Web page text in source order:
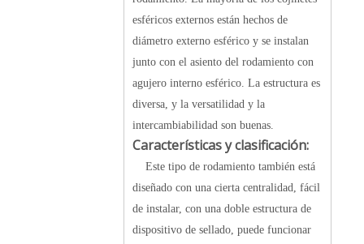
esféricos externos están hechos de
diámetro externo esférico y se instalan
junto con el asiento del rodamiento con
agujero interno esférico. La estructura es
diversa, y la versatilidad y la
intercambiabilidad son buenas.
Características y clasificación:
Este tipo de rodamiento también está
diseñado con una cierta centralidad, fácil
de instalar, con una doble estructura de
dispositivo de sellado, puede funcionar